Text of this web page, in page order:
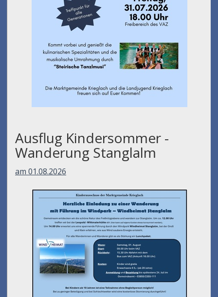
Ausflug Kindersommer -
Wanderung Stanglalm
am 01.08.2026